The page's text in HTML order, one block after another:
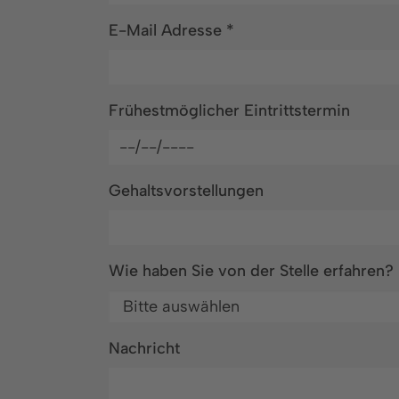
E-Mail Adresse *
Frühestmöglicher Eintrittstermin
Gehaltsvorstellungen
Wie haben Sie von der Stelle erfahren?
Nachricht